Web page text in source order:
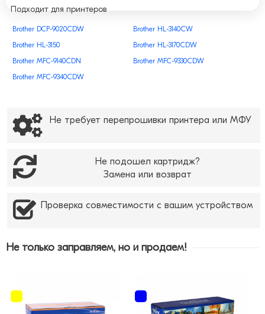
Подходит для принтеров
Brother DCP-9020CDW
Brother HL-3140CW
Brother HL-3150
Brother HL-3170CDW
Brother MFC-9140CDN
Brother MFC-9330CDW
Brother MFC-9340CDW
Не требует перепрошивки принтера или МФУ
Не подошел картридж?
Замена или возврат
Проверка совместимости с вашим устройством
Не только заправляем, но и продаем!